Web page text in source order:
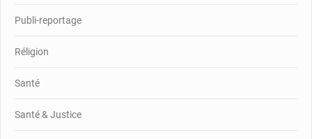
Publi-reportage
Réligion
Santé
Santé & Justice